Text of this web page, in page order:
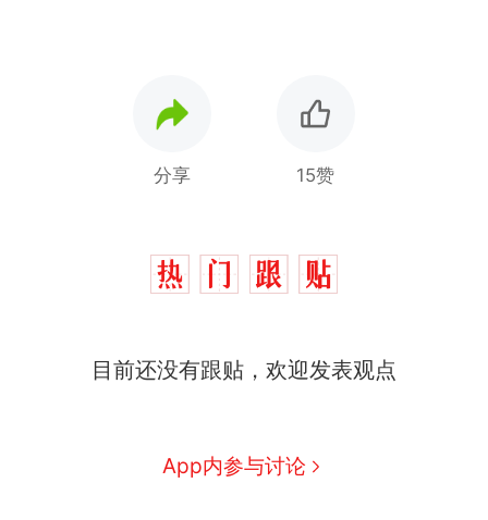
分享 15赞
目前还没有跟贴，欢迎发表观点
App内参与讨论
人生
新 搬家报价570元，搬到楼下
交5060元才肯搬上楼！女子傻